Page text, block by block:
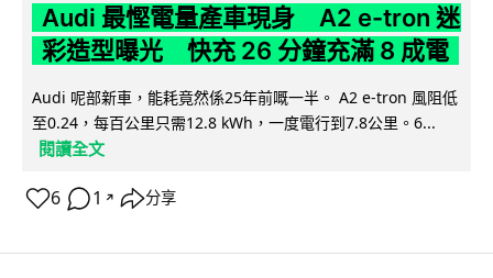
Audi 最慳電量產車現身 A2 e-tron 迷
彩造型曝光 快充 26 分鐘充滿 8 成電
Audi 呢部新車，能耗竟然係25年前嘅一半。 A2 e-tron 風阻低
至0.24，每百公里只需12.8 kWh，一度電行到7.8公里。6...
閱讀全文
6 1 ↗ 分享